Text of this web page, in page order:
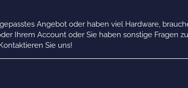
Angebot oder haben viel Hardware,
Ihrem Account oder Sie haben sonstige Fragen zu
Sie uns!